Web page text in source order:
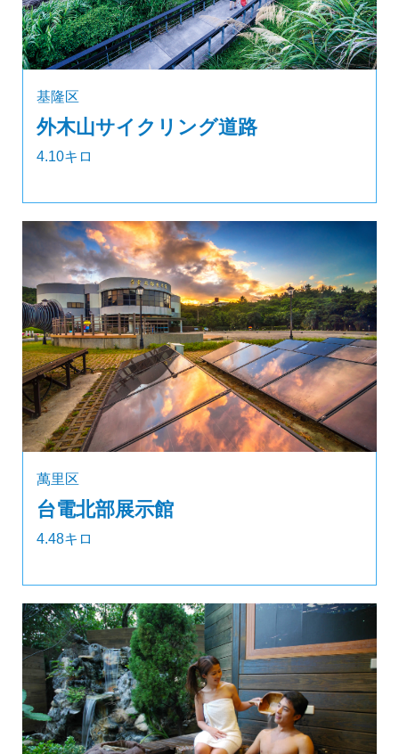
基隆区
外木山サイクリング道路
4.10キロ
萬里区
台電北部展示館
4.48キロ